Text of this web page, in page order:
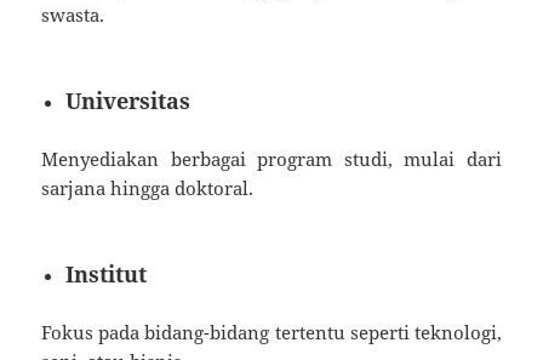
swasta.
Universitas
Menyediakan berbagai program studi, mulai dari
sarjana hingga doktoral.
Institut
Fokus pada bidang-bidang tertentu seperti teknologi,